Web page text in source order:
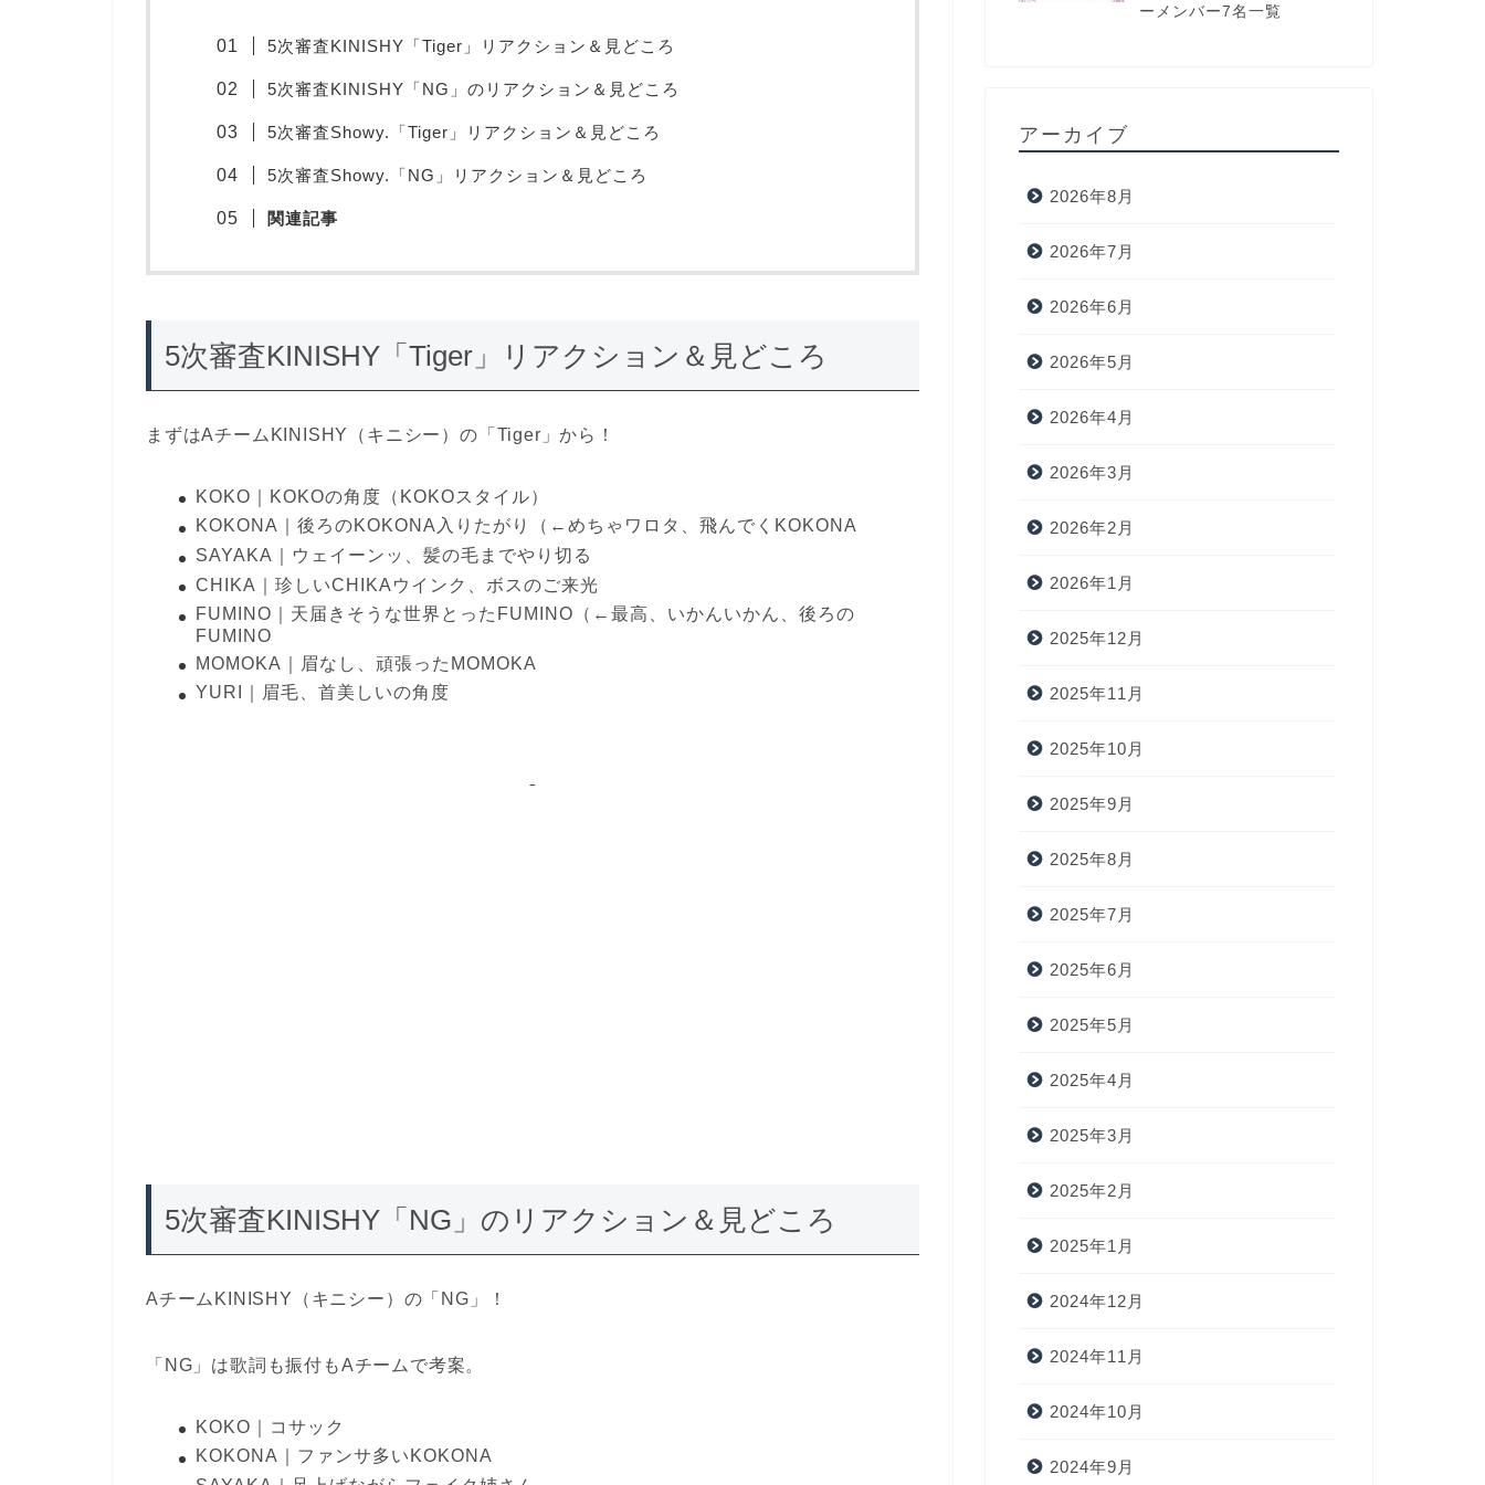
5次審査KINISHY「Tiger」リアクション＆見どころ
5次審査KINISHY「NG」のリアクション＆見どころ
5次審査Showy.「Tiger」リアクション＆見どころ
5次審査Showy.「NG」リアクション＆見どころ
関連記事
5次審査KINISHY「Tiger」リアクション＆見どころ
まずはAチームKINISHY（キニシー）の「Tiger」から！
KOKO｜KOKOの角度（KOKOスタイル）
KOKONA｜後ろのKOKONA入りたがり（←めちゃワロタ、飛んでくKOKONA
SAYAKA｜ウェイーンッ、髪の毛までやり切る
CHIKA｜珍しいCHIKAウインク、ボスのご来光
FUMINO｜天届きそうな世界とったFUMINO（←最高、いかんいかん、後ろの
FUMINO
MOMOKA｜眉なし、頑張ったMOMOKA
YURI｜眉毛、首美しいの角度
5次審査KINISHY「NG」のリアクション＆見どころ
AチームKINISHY（キニシー）の「NG」！
「NG」は歌詞も振付もAチームで考案。
KOKO｜コサック
KOKONA｜ファンサ多いKOKONA
ーメンバー7名一覧
アーカイブ
2026年8月
2026年7月
2026年6月
2026年5月
2026年4月
2026年3月
2026年2月
2026年1月
2025年12月
2025年11月
2025年10月
2025年9月
2025年8月
2025年7月
2025年6月
2025年5月
2025年4月
2025年3月
2025年2月
2025年1月
2024年12月
2024年11月
2024年10月
2024年9月